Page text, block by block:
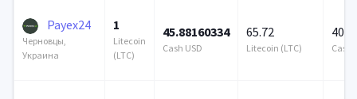
Payex24
Черновцы,
Украина
1
Litecoin
(LTC)
45.88160334
Cash USD
65.72
Litecoin (LTC)
406
Cash